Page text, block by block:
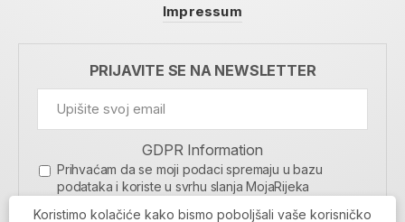
Impressum
PRIJAVITE SE NA NEWSLETTER
GDPR Information
Prihvaćam da se moji podaci spremaju u bazu
podataka i koriste u svrhu slanja MojaRijeka
Koristimo kolačiće kako bismo poboljšali vaše korisničko